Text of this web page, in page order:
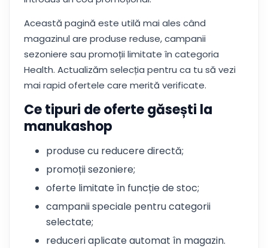
Această pagină este utilă mai ales când
magazinul are produse reduse, campanii
sezoniere sau promoții limitate în categoria
Health. Actualizăm selecția pentru ca tu să vezi
mai rapid ofertele care merită verificate.
Ce tipuri de oferte găsești la
manukashop
produse cu reducere directă;
promoții sezoniere;
oferte limitate în funcție de stoc;
campanii speciale pentru categorii
selectate;
reduceri aplicate automat în magazin.